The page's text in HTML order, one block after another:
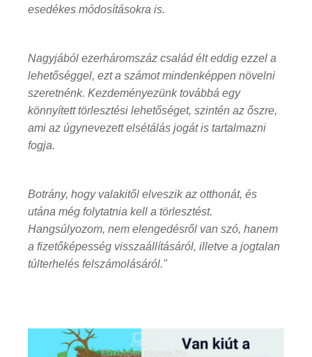
esedékes módosításokra is.
Nagyjából ezerháromszáz család élt eddig ezzel a
lehetőséggel, ezt a számot mindenképpen növelni
szeretnénk. Kezdeményezünk továbbá egy
könnyített törlesztési lehetőséget, szintén az őszre,
ami az úgynevezett elsétálás jogát is tartalmazni
fogja.
Botrány, hogy valakitől elveszik az otthonát, és
utána még folytatnia kell a törlesztést.
Hangsúlyozom, nem elengedésről van szó, hanem
a fizetőképesség visszaállításáról, illetve a jogtalan
túlterhelés felszámolásáról."